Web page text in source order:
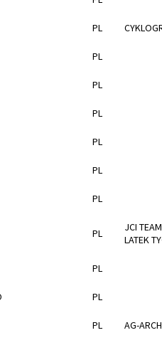
PL
PL
PL
PL
PL
PL
PL
PL
JCI
LATEK
PL
PL
PL AG-